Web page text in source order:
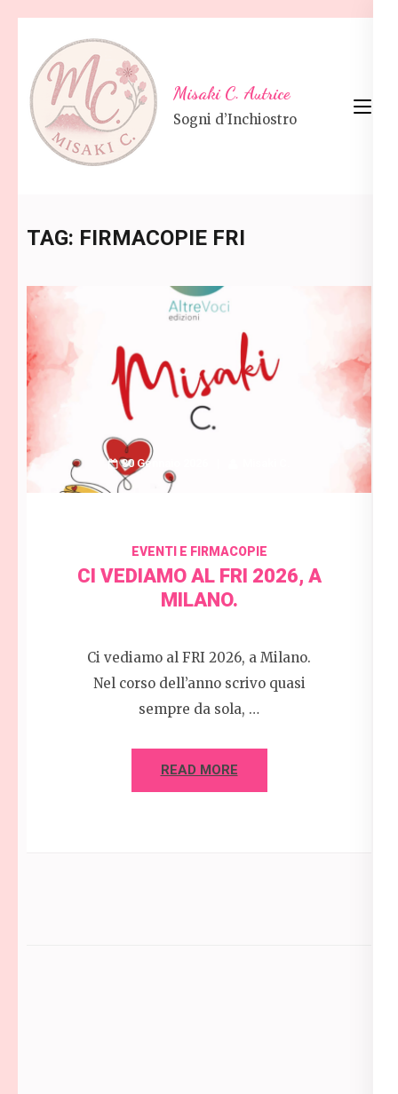
content
(Press
Enter)
Misaki C. Autrice
Sogni d’Inchiostro
TAG: FIRMACOPIE FRI
30 Gennaio 2026
EVENTI E FIRMACOPIE
CI VEDIAMO AL FRI 2026, A
MILANO.
Ci vediamo al FRI 2026, a Milano.
Nel corso dell’anno scrivo quasi
sempre da sola, …
READ MORE